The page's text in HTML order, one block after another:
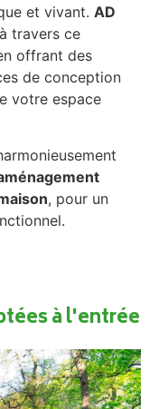
et vivant. AD
travers ce
offrant des
de conception
votre espace
, pour un
à l'entrée